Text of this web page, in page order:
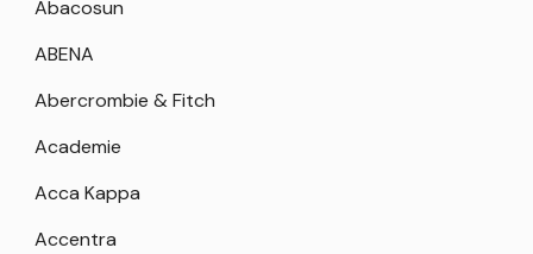
Abacosun
ABENA
Abercrombie & Fitch
Academie
Acca Kappa
Accentra